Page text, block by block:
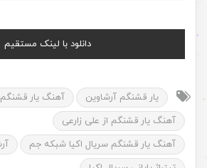
دانلود با لینک مستقیم
یار قشنگم آرشاوین
آهنگ یار قشنگم
آهنگ یار قشنگم از علی زارعی
آهنگ یار قشنگم سریال اکیا شبکه جم